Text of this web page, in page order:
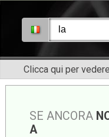
Clicca qui per
SE ANCORA
A